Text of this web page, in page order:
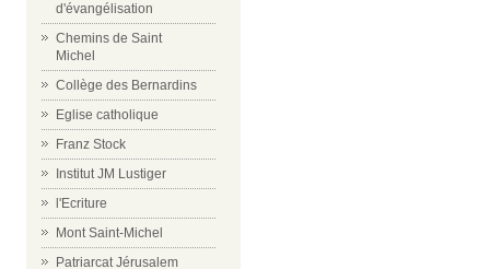
d'évangélisation
Chemins de Saint
Michel
Collège des Bernardins
Eglise catholique
Franz Stock
Institut JM Lustiger
l'Ecriture
Mont Saint-Michel
Patriarcat Jérusalem